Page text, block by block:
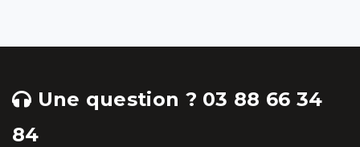
Une question ? 03 88 66 34
84